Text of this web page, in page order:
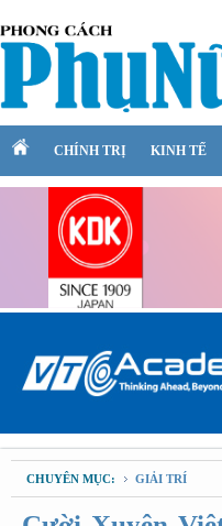
CHÍNH TRỊ KINH TẾ
CHUYÊN MỤC: GIẢI TRÍ